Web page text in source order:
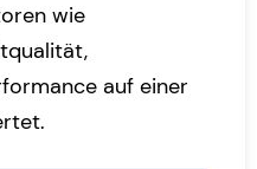
wie
auf einer